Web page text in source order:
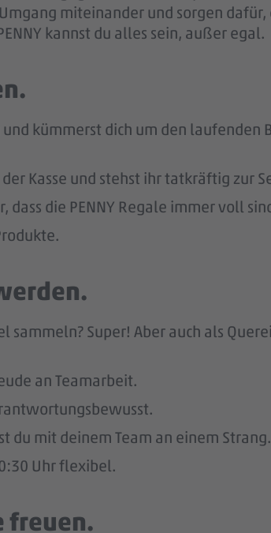
miteinander und sorgen
kannst du alles sein, außer egal.
kümmerst dich um den
Kasse und stehst ihr tatkräftig zur
die PENNY Regale immer voll
Super! Aber auch als
an Teamarbeit.
du mit deinem Team an einem Strang.
Uhr flexibel.
freuen.